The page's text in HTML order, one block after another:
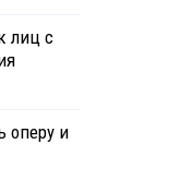
лиц с
оперу и